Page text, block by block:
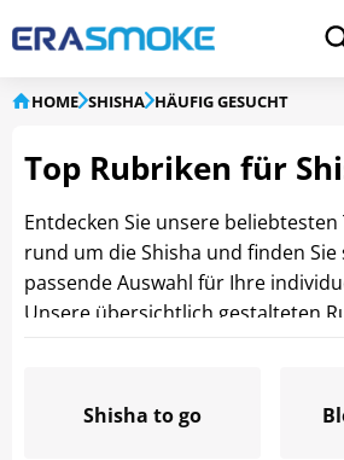
HOME SHISHA HÄUFIG GESUCHT
Top Rubriken für
Entdecken Sie unsere
rund um die Shisha und finden Sie
passende Auswahl für Ihre
Unsere übersichtlich gestalteten
Highlights. So gelangen Sie schnell
den passenden Artikeln für Ihr
Shisha to go